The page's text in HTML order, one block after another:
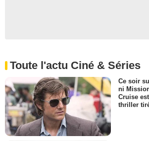
Toute l'actu Ciné & Séries
Ce soir
ni
Cruise
thriller